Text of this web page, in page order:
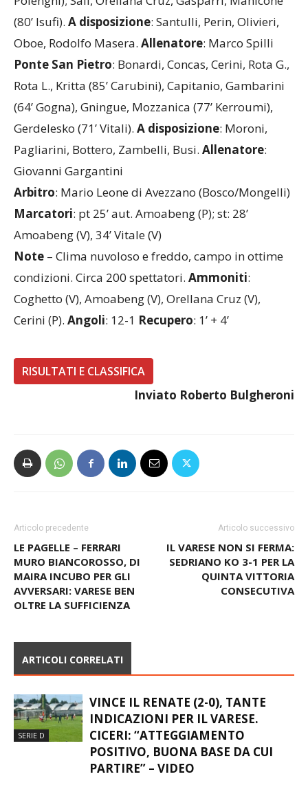
(80’ Isufi). A disposizione: Santulli, Perin, Olivieri,
Oboe, Rodolfo Masera. Allenatore: Marco Spilli
Ponte San Pietro: Bonardi, Concas, Cerini, Rota G.,
Rota L., Kritta (85’ Carubini), Capitanio, Gambarini
(64’ Gogna), Gningue, Mozzanica (77’ Kerroumi),
Gerdelesko (71’ Vitali). A disposizione: Moroni,
Pagliarini, Bottero, Zambelli, Busi. Allenatore:
Giovanni Gargantini
Arbitro: Mario Leone di Avezzano (Bosco/Mongelli)
Marcatori: pt 25’ aut. Amoabeng (P); st: 28’
Amoabeng (V), 34’ Vitale (V)
Note – Clima nuvoloso e freddo, campo in ottime
condizioni. Circa 200 spettatori. Ammoniti:
Coghetto (V), Amoabeng (V), Orellana Cruz (V),
Cerini (P). Angoli: 12-1 Recupero: 1’ + 4’
RISULTATI E CLASSIFICA
Inviato Roberto Bulgheroni
Articolo precedente
LE PAGELLE – FERRARI
MURO BIANCOROSSO, DI
MAIRA INCUBO PER GLI
AVVERSARI: VARESE BEN
OLTRE LA SUFFICIENZA
Articolo successivo
IL VARESE NON SI FERMA:
SEDRIANO KO 3-1 PER LA
QUINTA VITTORIA
CONSECUTIVA
ARTICOLI CORRELATI
SERIE D
VINCE IL RENATE (2-0), TANTE
INDICAZIONI PER IL VARESE.
CICERI: “ATTEGGIAMENTO
POSITIVO, BUONA BASE DA CUI
PARTIRE” – VIDEO